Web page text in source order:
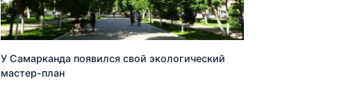
У Самарканда появился свой экологический
мастер-план